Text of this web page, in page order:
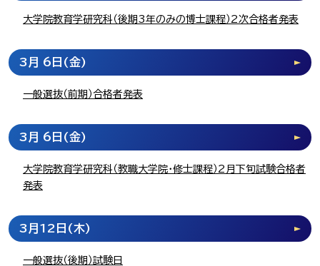
大学院教育学研究科（後期3年のみの博士課程）2次合格者発表
3月 6日 (金)
一般選抜（前期）合格者発表
3月 6日 (金)
大学院教育学研究科（教職大学院・修士課程）2月下旬試験合格者
発表
3月12日 (木)
一般選抜（後期）試験日